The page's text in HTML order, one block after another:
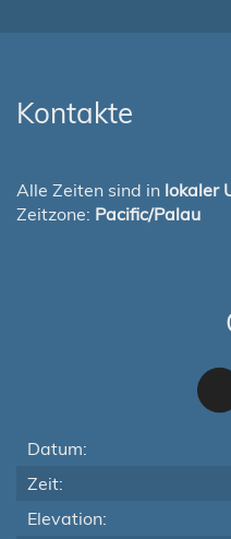
Kontakte
Alle Zeiten sind in lokaler
Zeitzone: Pacific/Palau
Datum:
Zeit:
Elevation: